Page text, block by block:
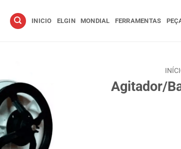
INICIO ELGIN MONDIAL FERRAMENTAS
Agitador/